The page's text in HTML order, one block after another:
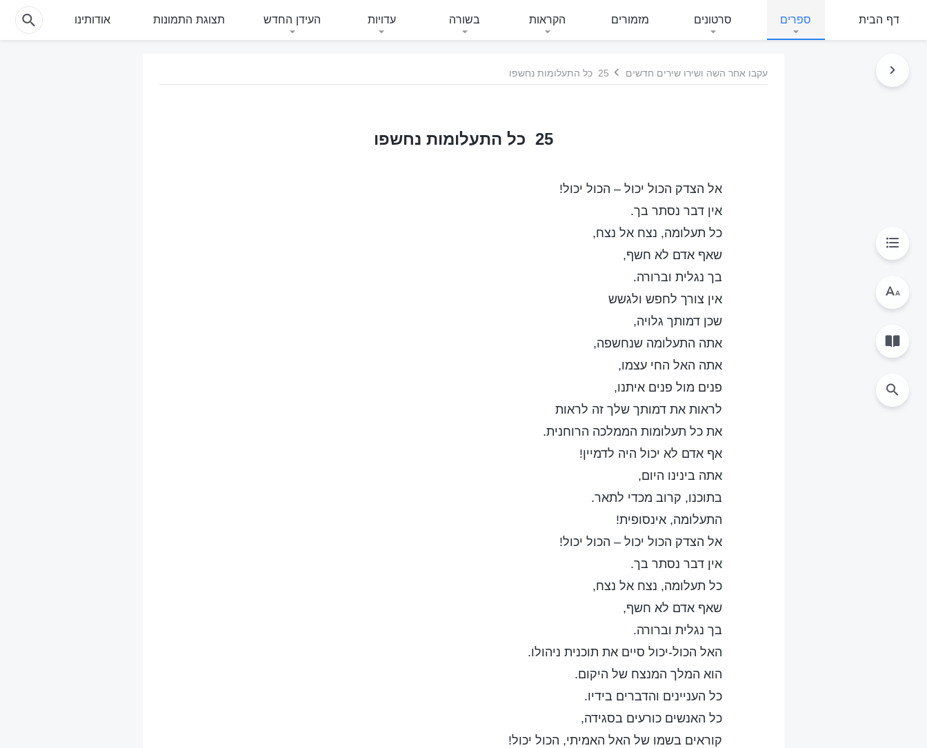
דף הבית ספרים סרטונים מזמורים הקראות בשורה עדויות העידן החדש תצוגת התמונות אודותינו
עקבו אחר השה ושירו שירים חדשים 25 כל התעלומות נחשפו
25 כל התעלומות נחשפו
אל הצדק הכול יכול – הכול יכול!
אין דבר נסתר בך.
כל תעלומה, נצח אל נצח,
שאף אדם לא חשף,
בך נגלית וברורה.
אין צורך לחפש ולגשש
שכן דמותך גלויה,
אתה התעלומה שנחשפה,
אתה האל החי עצמו,
פנים מול פנים איתנו,
לראות את דמותך שלך זה לראות
את כל תעלומות הממלכה הרוחנית.
אף אדם לא יכול היה לדמיין!
אתה בינינו היום,
בתוכנו, קרוב מכדי לתאר.
התעלומה, אינסופית!
אל הצדק הכול יכול – הכול יכול!
אין דבר נסתר בך.
כל תעלומה, נצח אל נצח,
שאף אדם לא חשף,
בך נגלית וברורה.
האל הכול-יכול סיים את תוכנית ניהולו.
הוא המלך המנצח של היקום.
כל העניינים והדברים בידיו.
כל האנשים כורעים בסגידה,
קוראים בשמו של האל האמיתי, הכול יכול!